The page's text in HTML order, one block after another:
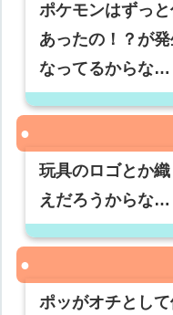
ポケモンはずっ
あったの！？が
なってるからな…
玩具のロゴとか
えだろうからな…
ポッがオチとし